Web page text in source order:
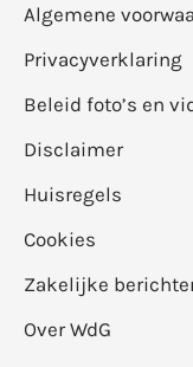
Algemene
Privacyverklaring
Beleid foto’s en
Disclaimer
Huisregels
Cookies
Zakelijke
Over WdG